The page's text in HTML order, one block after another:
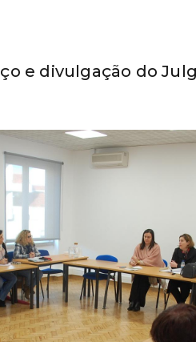
e divulgação do